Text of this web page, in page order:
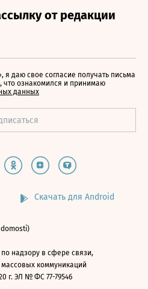
я даю свое согласие получать письма
что ознакомился и принимаю
данных
Скачать для Android
надзору в сфере связи,
коммуникаций
г. ЭЛ № ФС 77-79546